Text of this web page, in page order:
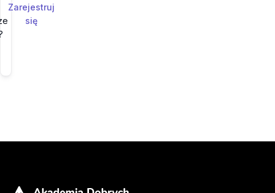
Zarejestruj
się